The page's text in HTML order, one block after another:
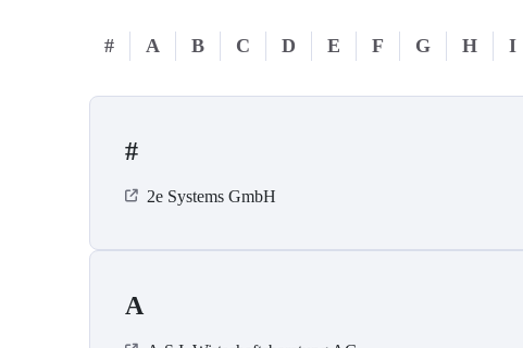
# A B C D E F G H I
#
2e Systems GmbH
A